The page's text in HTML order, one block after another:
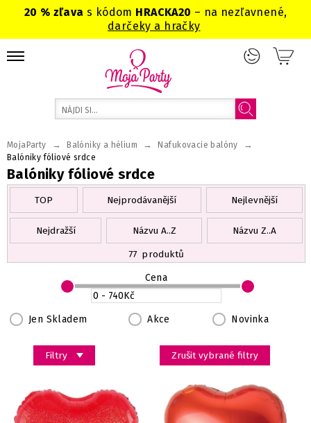
20 % zľavas kódom HRACKA20 – na nezľavnené,
darčeky a hračky
Balóniky fóliové srdce
MojaParty → Balóniky a hélium → Nafukovacie balóny →
Balóniky fóliové srdce
TOP Nejprodávanější Nejlevnější
Nejdražší Názvu A..Z
Názvu Z..A
77 produktů
Filtry
Jen Skladem Akce Novinka
Cena
Zrušit vybrané filtry